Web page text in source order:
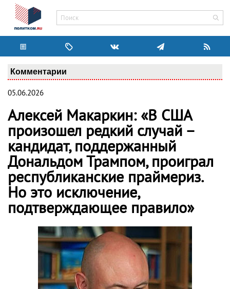
Комментарии
05.06.2026
Алексей Макаркин: «В США
произошел редкий случай –
кандидат, поддержанный
Дональдом Трампом, проиграл
республиканские праймериз.
Но это исключение,
подтверждающее правило»